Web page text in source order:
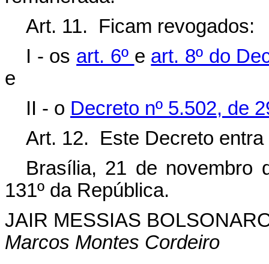
Art. 11. Ficam revogados:
I - os art. 6º e art. 8º do
e
II - o Decreto nº 5.502, de
Art. 12. Este Decreto
Brasília, 21 de novembro
131º da República.
JAIR MESSIAS
Marcos Montes Cordeiro